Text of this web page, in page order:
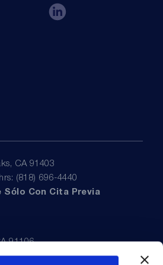
CA 91403
(818) 696-4440
Sólo Con Cita Previa
91106
(626) 723-3933